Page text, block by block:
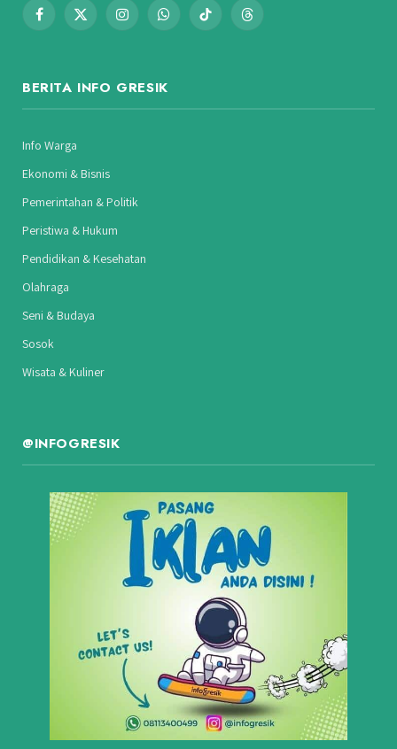
Facebook
X
InstagramWhatsAppTikTok Threads
BERITA INFO GRESIK
Info Warga
Ekonomi & Bisnis
Pemerintahan & Politik
Peristiwa & Hukum
Pendidikan & Kesehatan
Olahraga
Seni & Budaya
Sosok
Wisata & Kuliner
@INFOGRESIK